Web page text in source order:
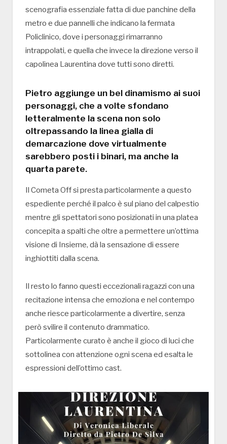
scenografia essenziale fatta di due panchine della
metro e due pannelli che indicano la fermata
Policlinico, dove i personaggi rimarranno
intrappolati, e quella che invece la direzione verso il
capolinea Laurentina dove tutti sono diretti.
Pietro aggiunge un bel dinamismo ai suoi
personaggi, che a volte sfondano
letteralmente la scena non solo
oltrepassando la linea gialla di
demarcazione dove virtualmente
sarebbero posti i binari, ma anche la
quarta parete.
Il Cometa Off si presta particolarmente a questo
espediente perché il palco è sul piano del calpestio
mentre gli spettatori sono posizionati in una platea
concepita a spalti che oltre a permettere un’ottima
visione di Insieme, dà la sensazione di essere
inghiottiti dalla scena.
Il resto lo fanno questi eccezionali ragazzi con una
recitazione intensa che emoziona e nel contempo
anche riesce particolarmente a divertire, senza
però svilire il contenuto drammatico.
Particolarmente curato è anche il gioco di luci che
sottolinea con attenzione ogni scena ed esalta le
espressioni dell’ottimo cast.